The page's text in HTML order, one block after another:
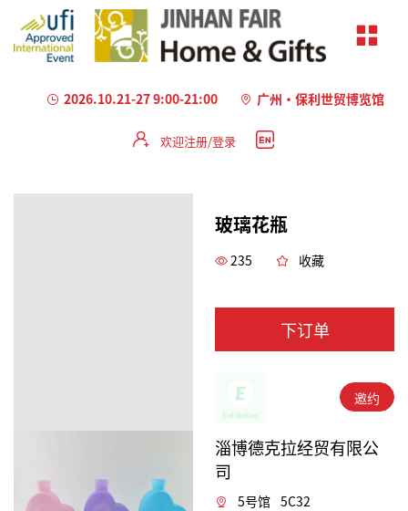
2026.10.21-27 9:00-21:00 广州·保利世贸博览馆
欢迎注册/登录
玻璃花瓶
235 收藏
下订单
邀约
淄博德克拉经贸有限公
司
5号馆 5C32